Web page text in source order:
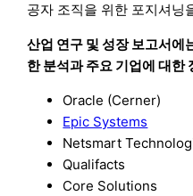
공자 조직을 위한 포지셔닝
산업 연구 및 성장 보고서에
한 분석과 주요 기업에 대한
Oracle (Cerner)
Epic Systems
Netsmart
Qualifacts
Core Solutions